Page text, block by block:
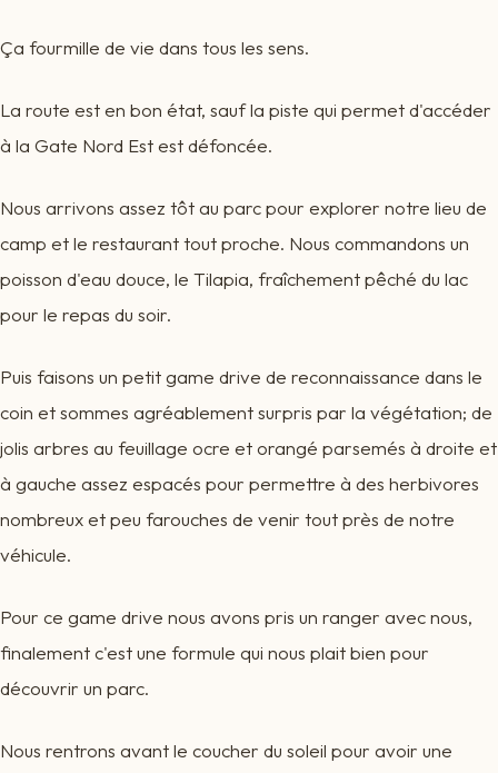
Ça fourmille de vie dans tous les sens.
La route est en bon état, sauf la piste qui permet d'accéder
à la Gate Nord Est est défoncée.
Nous arrivons assez tôt au parc pour explorer notre lieu de
camp et le restaurant tout proche. Nous commandons un
poisson d'eau douce, le Tilapia, fraîchement pêché du lac
pour le repas du soir.
Puis faisons un petit game drive de reconnaissance dans le
coin et sommes agréablement surpris par la végétation; de
jolis arbres au feuillage ocre et orangé parsemés à droite et
à gauche assez espacés pour permettre à des herbivores
nombreux et peu farouches de venir tout près de notre
véhicule.
Pour ce game drive nous avons pris un ranger avec nous,
finalement c'est une formule qui nous plait bien pour
découvrir un parc.
Nous rentrons avant le coucher du soleil pour avoir une